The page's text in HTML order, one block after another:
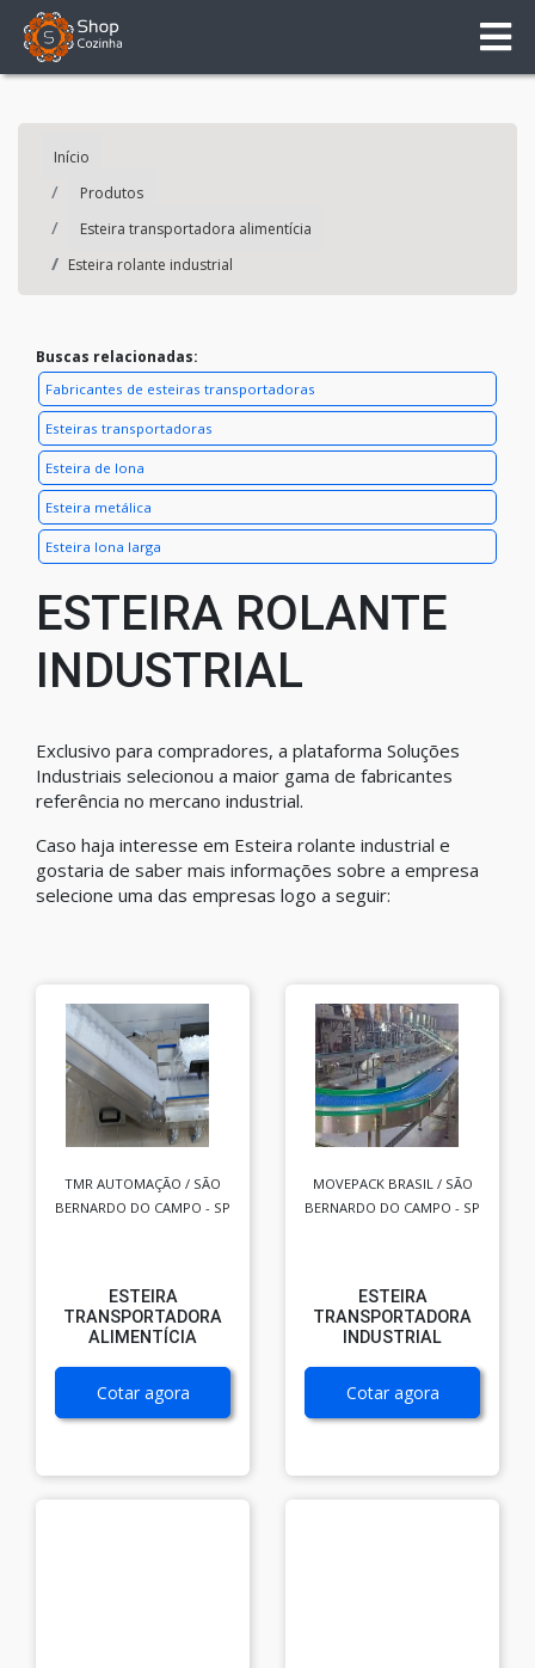
Início
Produtos
Esteira transportadora alimentícia
Esteira rolante industrial
Buscas relacionadas:
Fabricantes de esteiras transportadoras
Esteiras transportadoras
Esteira de lona
Esteira metálica
Esteira lona larga
ESTEIRA ROLANTE
INDUSTRIAL
Exclusivo para compradores, a plataforma Soluções
Industriais selecionou a maior gama de fabricantes
referência no mercano industrial.
Caso haja interesse em Esteira rolante industrial e
gostaria de saber mais informações sobre a empresa
selecione uma das empresas logo a seguir:
TMR AUTOMAÇÃO / SÃO
BERNARDO DO CAMPO - SP
ESTEIRA
TRANSPORTADORA
ALIMENTÍCIA
Cotar agora
MOVEPACK BRASIL / SÃO
BERNARDO DO CAMPO - SP
ESTEIRA
TRANSPORTADORA
INDUSTRIAL
Cotar agora